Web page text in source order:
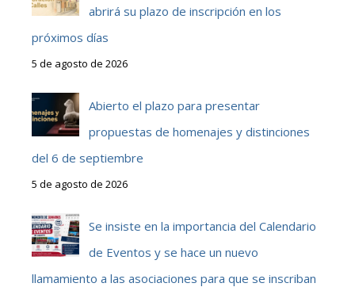
abrirá su plazo de inscripción en los
próximos días
5 de agosto de 2026
Abierto el plazo para presentar
propuestas de homenajes y distinciones
del 6 de septiembre
5 de agosto de 2026
Se insiste en la importancia del Calendario
de Eventos y se hace un nuevo
llamamiento a las asociaciones para que se inscriban